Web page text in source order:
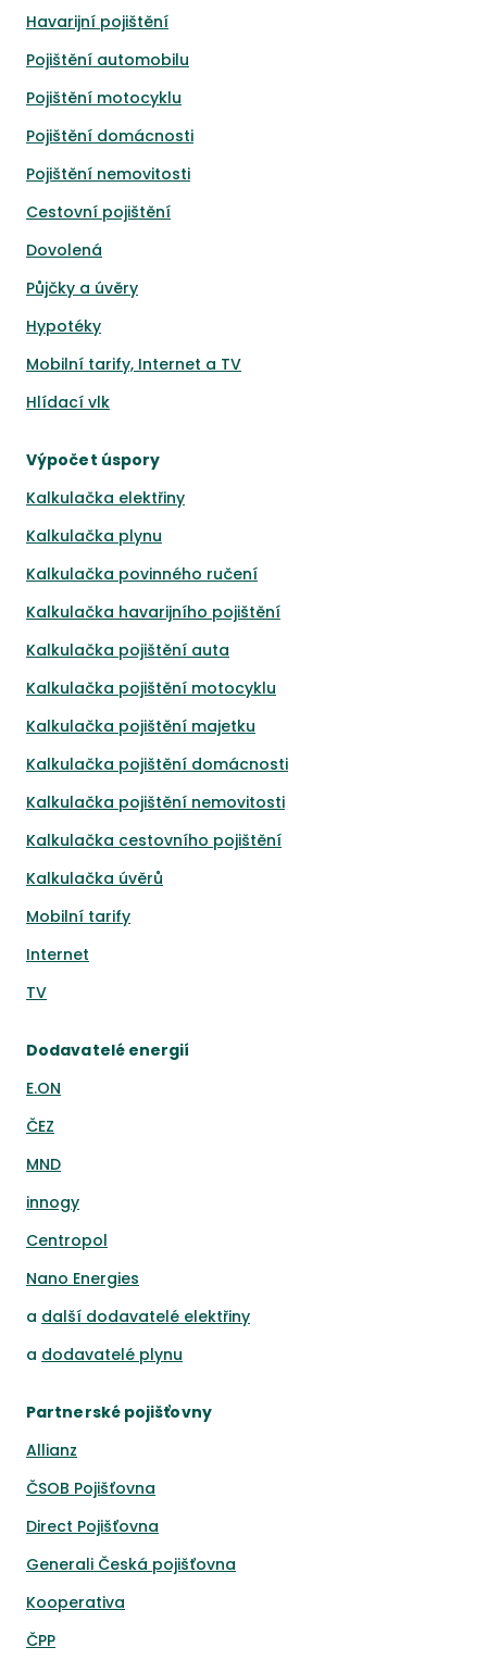
Havarijní pojištění
Pojištění automobilu
Pojištění motocyklu
Pojištění domácnosti
Pojištění nemovitosti
Cestovní pojištění
Dovolená
Půjčky a úvěry
Hypotéky
Mobilní tarify, Internet a TV
Hlídací vlk
Výpočet úspory
Kalkulačka elektřiny
Kalkulačka plynu
Kalkulačka povinného ručení
Kalkulačka havarijního pojištění
Kalkulačka pojištění auta
Kalkulačka pojištění motocyklu
Kalkulačka pojištění majetku
Kalkulačka pojištění domácnosti
Kalkulačka pojištění nemovitosti
Kalkulačka cestovního pojištění
Kalkulačka úvěrů
Mobilní tarify
Internet
TV
Dodavatelé energií
E.ON
ČEZ
MND
innogy
Centropol
Nano Energies
a další dodavatelé elektřiny
a dodavatelé plynu
Partnerské pojišťovny
Allianz
ČSOB Pojišťovna
Direct Pojišťovna
Generali Česká pojišťovna
Kooperativa
ČPP